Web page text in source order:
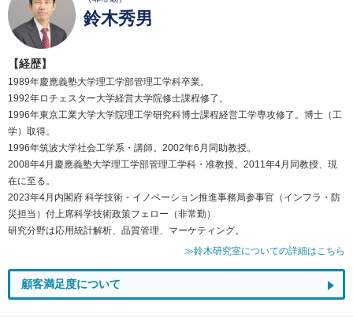
鈴木秀男
【経歴】
1989年慶應義塾大学理工学部管理工学科卒業。
1992年ロチェスター大学経営大学院修士課程修了。
1996年東京工業大学大学院理工学研究科博士課程経営工学専攻修了。博士（工
学）取得。
1996年筑波大学社会工学系・講師。2002年6月同助教授。
2008年4月慶應義塾大学理工学部管理工学科・准教授。2011年4月同教授、現
在に至る。
2023年4月内閣府 科学技術・イノベーション推進事務局参事官（インフラ・防
災担当）付上席科学技術政策フェロー（非常勤）
研究分野は応用統計解析、品質管理、マーケティング。
≫鈴木研究室についての詳細はこちら
顧客満足度について